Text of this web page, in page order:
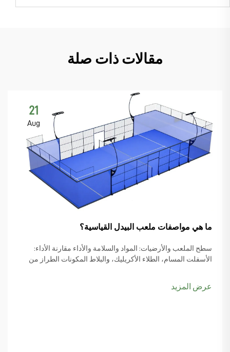
مقالات ذات صلة
21
Aug
ما هي مواصفات ملعب البيدل القياسية؟
سطح الملعب والأرضيات: المواد والسلامة والأداء مقارنة الأداء:
الأسفلت المسام، الطلاء الأكريليك، والبلاط المكونات الطراز من
عرض المزيد